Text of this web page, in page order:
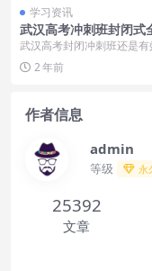
学习资讯
武汉高考冲刺班封闭式
有用吗 哪家冲刺班好
武汉高考封闭冲刺班还是有
的，但还是要看孩子学习态
几积极。封闭式补课机构...
2 年前
作者信息
admin
等级 永
25392
文章